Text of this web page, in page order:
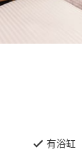
有浴缸